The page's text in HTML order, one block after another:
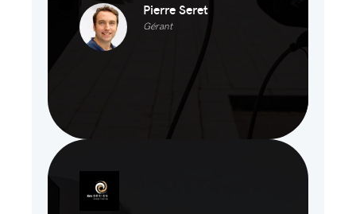
Pierre Seret
Gérant